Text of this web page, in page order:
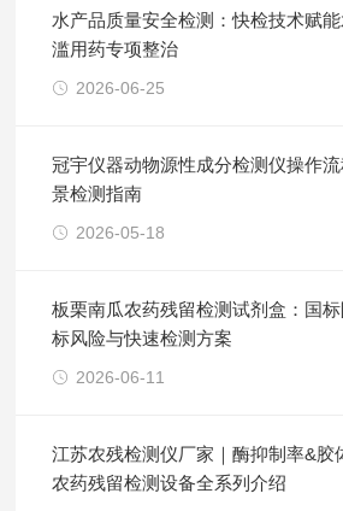
水产品质量安全检测：快检技术赋
滥用药专项整治
2026-06-25
冠宇仪器动物源性成分检测仪操作
景检测指南
2026-05-18
板栗南瓜农药残留检测试剂盒：国
标风险与快速检测方案
2026-06-11
江苏农残检测仪厂家｜酶抑制率&胶
农药残留检测设备全系列介绍